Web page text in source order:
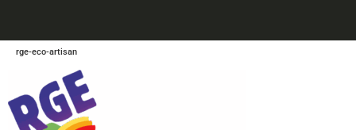
rge-eco-artisan